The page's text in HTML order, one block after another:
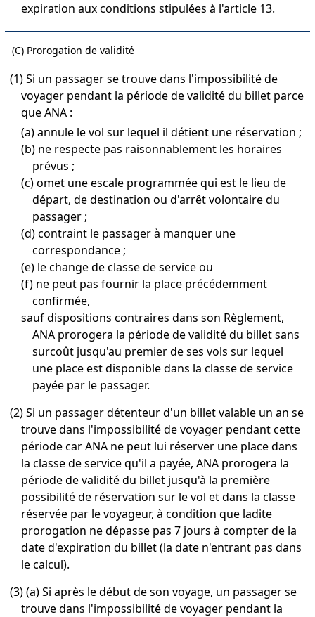
expiration aux conditions stipulées à l'article 13.
(C) Prorogation de validité
(1) Si un passager se trouve dans l'impossibilité de
voyager pendant la période de validité du billet parce
que ANA :
(a) annule le vol sur lequel il détient une réservation ;
(b) ne respecte pas raisonnablement les horaires
prévus ;
(c) omet une escale programmée qui est le lieu de
départ, de destination ou d'arrêt volontaire du
passager ;
(d) contraint le passager à manquer une
correspondance ;
(e) le change de classe de service ou
(f) ne peut pas fournir la place précédemment
confirmée,
sauf dispositions contraires dans son Règlement,
ANA prorogera la période de validité du billet sans
surcoût jusqu'au premier de ses vols sur lequel
une place est disponible dans la classe de service
payée par le passager.
(2) Si un passager détenteur d'un billet valable un an se
trouve dans l'impossibilité de voyager pendant cette
période car ANA ne peut lui réserver une place dans
la classe de service qu'il a payée, ANA prorogera la
période de validité du billet jusqu'à la première
possibilité de réservation sur le vol et dans la classe
réservée par le voyageur, à condition que ladite
prorogation ne dépasse pas 7 jours à compter de la
date d'expiration du billet (la date n'entrant pas dans
le calcul).
(3) (a) Si après le début de son voyage, un passager se
trouve dans l'impossibilité de voyager pendant la